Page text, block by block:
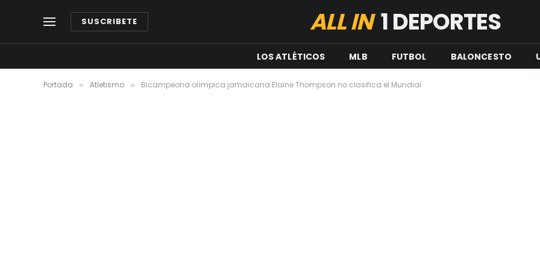
SUSCRIBETE ALL IN1 DEPORTES
LOS ATLÉTICOS MLB FUTBOL BALONCESTO
Portada » Atletismo » Bicampeona olímpica jamaicana Elaine Thompson no clasifica el Mundial